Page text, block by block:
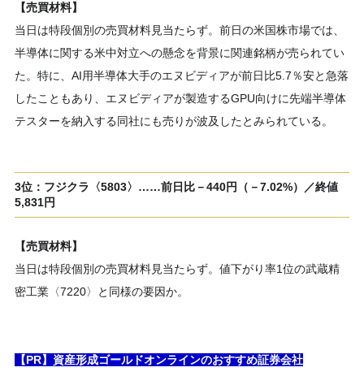
【売買材料】
当日は特段個別の売買材料見当たらず。前日の米国株市場では、
半導体に関する米中対立への懸念を背景に関連銘柄が売られてい
た。特に、AI用半導体大手のエヌビディアが前日比5.7％安と急落
したこともあり、エヌビディアが製造するGPU向けに先端半導体
テスターを納入する同社にも売りが波及したとみられている。
3位：フジクラ〈5803〉……前日比－440円（－7.02%）／終値
5,831円
【売買材料】
当日は特段個別の売買材料見当たらず。値下がり率1位の武蔵精
密工業〈7220〉と同様の要因か。
【PR】資産形成ゴールドオンラインのおすすめ証券会社